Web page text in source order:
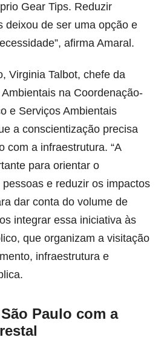
Gear Tips. Reduzir
deixou de ser uma opção e
afirma Amaral.
Virginia Talbot, chefe da
na Coordenação-
e Serviços Ambientais
a conscientização precisa
com a infraestrutura. “A
para orientar o
e reduzir os impactos
dar conta do volume de
integrar essa iniciativa às
que organizam a visitação
infraestrutura e
Paulo com a